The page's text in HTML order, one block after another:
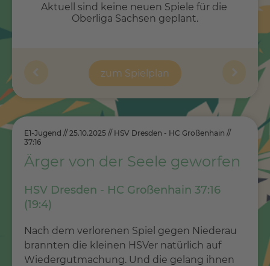
Aktuell sind keine neuen Spiele für die
Oberliga Sachsen geplant.
zum Spielplan
E1-Jugend // 25.10.2025 // HSV Dresden - HC Großenhain //
37:16
Ärger von der Seele geworfen
HSV Dresden - HC Großenhain 37:16
(19:4)
Nach dem verlorenen Spiel gegen Niederau
brannten die kleinen HSVer natürlich auf
Wiedergutmachung. Und die gelang ihnen